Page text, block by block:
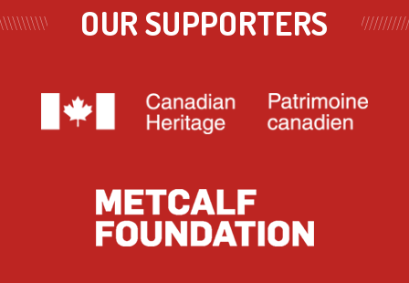
OUR SUPPORTERS